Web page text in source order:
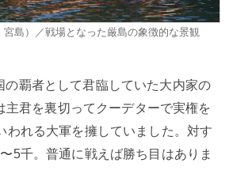
宮島）／戦場となった厳島の象徴的な景観
の覇者として君臨していた大内家の
主君を裏切ってクーデターで実権を
われる大軍を擁していました。対す
5千。普通に戦えば勝ち目はありま